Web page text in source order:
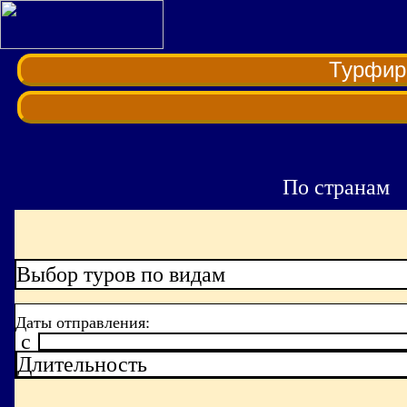
По странам
Выбор туров по видам
Даты отправления:
c
Длительность